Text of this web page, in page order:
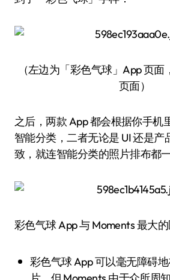
（左边为「彩色气球」App 页
页面）
之后，两款 App 都会根据你手机
智能分类，二者无论是 UI 还是产
致，就连智能分类的照片排布都
彩色气球 App 与 Moments 最大的
彩色气球 App 可以毫无障碍地在国内分享上传照